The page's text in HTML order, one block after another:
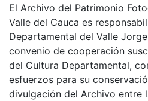
El Archivo del Patrimonio
Valle del Cauca es
Departamental del Valle
convenio de cooperación
del Cultura Departamental,
esfuerzos para su
divulgación del Archivo entre